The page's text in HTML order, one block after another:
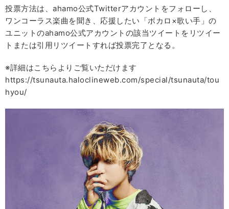
投票方法は、ahamo公式Twitterアカウントをフォローし、
ワンコーラス楽曲を聞き、応援したい「ボカロ×歌い手」の
ユニットのahamo公式アカウントの該当ツイートをリツイー
トまたは引用リツイートすれば投票完了となる。
※詳細はこちらよりご覧いただけます
https://tsunauta.haloclineweb.com/special/tsunauta/tou
hyou/